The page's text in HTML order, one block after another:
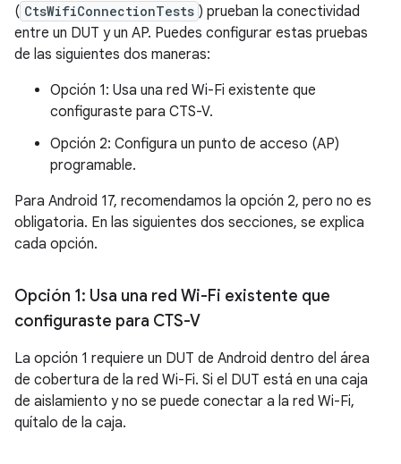
( CtsWifiConnectionTests ) prueban la conectividad
entre un DUT y un AP. Puedes configurar estas pruebas
de las siguientes dos maneras:
Opción 1: Usa una red Wi-Fi existente que
configuraste para CTS-V.
Opción 2: Configura un punto de acceso (AP)
programable.
Para Android 17, recomendamos la opción 2, pero no es
obligatoria. En las siguientes dos secciones, se explica
cada opción.
Opción 1: Usa una red Wi-Fi existente que
configuraste para CTS-V
La opción 1 requiere un DUT de Android dentro del área
de cobertura de la red Wi-Fi. Si el DUT está en una caja
de aislamiento y no se puede conectar a la red Wi-Fi,
quítalo de la caja.